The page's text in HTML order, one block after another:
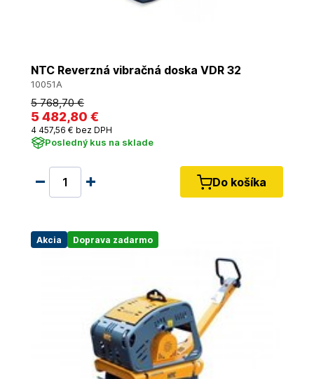
NTC Reverzná vibračná doska VDR 32
10051A
5 768,70 €
5 482,80 €
4 457,56 € bez DPH
Posledný kus na sklade
Do košíka
Akcia Doprava zadarmo